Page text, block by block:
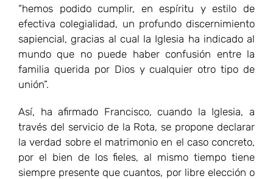
“hemos podido cumplir, en espíritu y estilo de
efectiva colegialidad, un profundo discernimiento
sapiencial, gracias al cual la Iglesia ha indicado al
mundo que no puede haber confusión entre la
familia querida por Dios y cualquier otro tipo de
unión”.
Así, ha afirmado Francisco, cuando la Iglesia, a
través del servicio de la Rota, se propone declarar
la verdad sobre el matrimonio en el caso concreto,
por el bien de los fieles, al mismo tiempo tiene
siempre presente que cuantos, por libre elección o